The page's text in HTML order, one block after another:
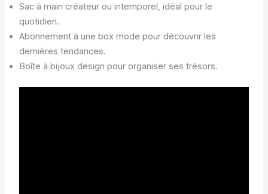
Sac à main créateur ou intemporel, idéal pour le
quotidien.
Abonnement à une box mode pour découvrir les
dernières tendances.
Boîte à bijoux design pour organiser ses trésors.